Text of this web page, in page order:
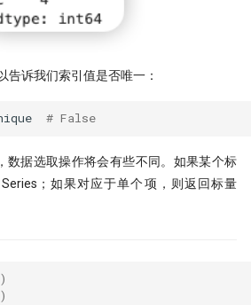
告诉我们索引值是否唯一：
# False
数据选取操作将会有些不同。如果某个标
；如果对应于单个项，则返回标量